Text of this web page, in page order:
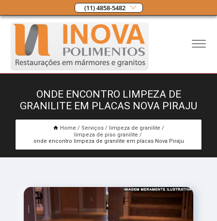
(11) 4858-5482
ONDE ENCONTRO LIMPEZA DE
GRANILITE EM PLACAS NOVA PIRAJU
Home Serviços
limpeza de granilite
limpeza de piso granilite
onde encontro limpeza de granilite em placas Nova Piraju